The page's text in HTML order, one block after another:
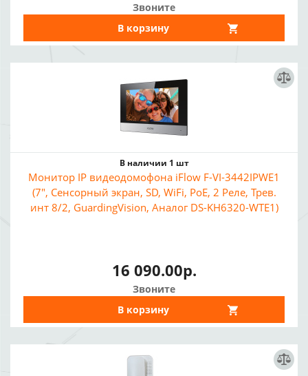
Звоните
В корзину
В наличии 1 шт
Монитор IP видеодомофона iFlow F-VI-3442IPWE1
(7", Сенсорный экран, SD, WiFi, PoE, 2 Реле, Трев.
инт 8/2, GuardingVision, Аналог DS-KH6320-WTE1)
16 090.00р.
Звоните
В корзину